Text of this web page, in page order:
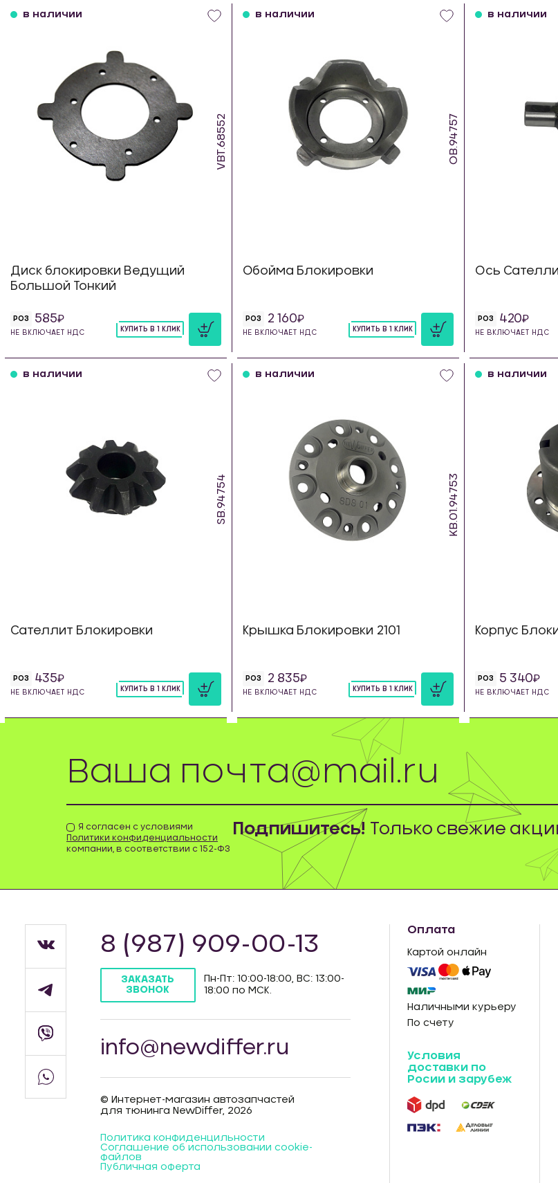
VBT.68552
в наличии
Диск блокировки Ведущий
Большой Тонкий
РОЗ 585
НЕ ВКЛЮЧАЕТ НДС КУПИТЬ В 1 КЛИК
OB.94757
в наличии
Обойма Блокировки
РОЗ 2 160
НЕ ВКЛЮЧАЕТ НДС КУПИТЬ В 1 КЛИК
в наличии
Ось
РОЗ 420
НЕ ВКЛЮЧАЕТ НДС
SB.94754
в наличии
Сателлит Блокировки
РОЗ 435
НЕ ВКЛЮЧАЕТ НДС КУПИТЬ В 1 КЛИК
KB.01.94753
в наличии
Крышка Блокировки 2101
РОЗ 2 835
НЕ ВКЛЮЧАЕТ НДС КУПИТЬ В 1 КЛИК
в наличии
Корпус
РОЗ 5 340
НЕ ВКЛЮЧАЕТ НДС
Я согласен с условиями
Политики конфиденциальности
компании, в соответствии с 152-ФЗ
Подпишитесь! Только свежие
8 (987) 909-00-13
ЗАКАЗАТЬ
ЗВОНОК
Пн-Пт: 10:00-18:00, ВС: 13:00-
18:00 по МСК.
info@newdiffer.ru
© Интернет-магазин автозапчастей
для тюнинга NewDiffer, 2026
Политика конфиденцильности
Соглашение об использовании cookie-
файлов
Публичная оферта
Оплата
Картой онлайн
Наличными курьеру
По счету
Условия
доставки по
Росии и зарубеж